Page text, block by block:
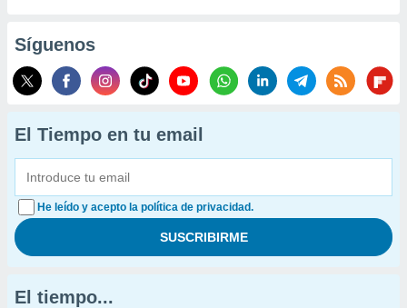
Síguenos
El Tiempo en tu email
He leído y acepto la política de privacidad.
El tiempo...